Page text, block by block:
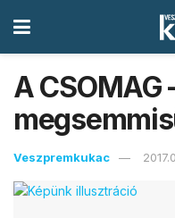
A CSOMAG
Veszpremkukac